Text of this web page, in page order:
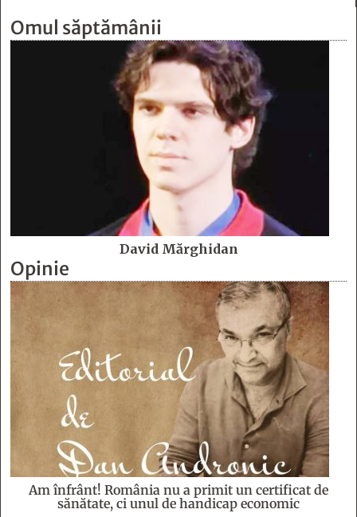
Omul săptămânii
David Mărghidan
Opinie
Am înfrânt! România nu a primit un certificat de
sănătate, ci unul de handicap economic